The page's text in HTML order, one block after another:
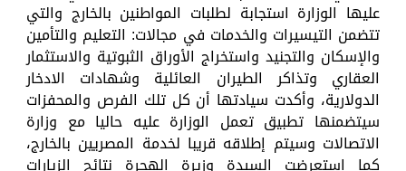
عليها الوزارة استجابة لطلبات المواطنين بالخارج والتي
تتضمن التيسيرات والخدمات في مجالات: التعليم والتأمين
والإسكان والتجنيد واستخراج الأوراق الثبوتية والاستثمار
العقاري وتذاكر الطيران العائلية وشهادات الادخار
الدولارية، وأكدت سيادتها أن كل تلك الفرص والمحفزات
سيتضمنها تطبيق تعمل الوزارة عليه حاليا مع وزارة
الاتصالات وسيتم إطلاقه قريبا لخدمة المصريين بالخارج،
كما استعرضت السيدة وزيرة الهجرة نتائج الزيارات